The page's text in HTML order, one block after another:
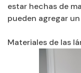
estar hechas de
pueden agregar
Materiales de las